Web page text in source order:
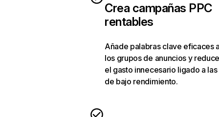
Crea campañas PPC
rentables
Añade palabras clave eficaces
los grupos de anuncios y
el gasto innecesario ligado a las
de bajo rendimiento.